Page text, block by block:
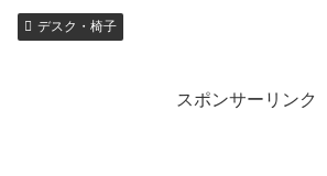
デスク・椅子
スポンサーリンク